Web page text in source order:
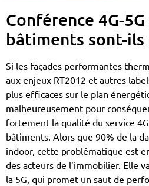
Conférence 4G-5G
bâtiments sont-ils
Si les façades performantes
aux enjeux RT2012 et autres
plus efficaces sur le plan
malheureusement pour
fortement la qualité du service
bâtiments. Alors que 90% de la
indoor, cette problématique est
des acteurs de l’immobilier. Elle
la 5G, qui promet un saut de